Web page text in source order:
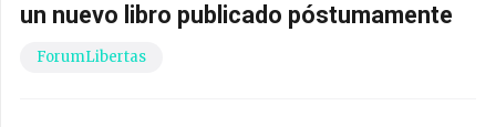
un nuevo libro publicado póstumamente
ForumLibertas